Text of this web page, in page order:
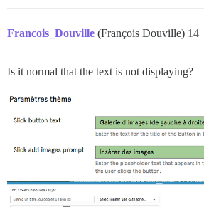
Francois_Douville (François Douville) 14
Is it normal that the text is not displaying?